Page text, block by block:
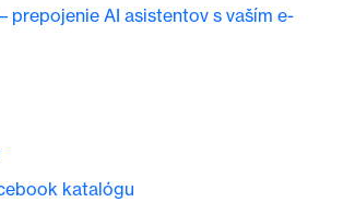
prepojenie AI asistentov s vaším e-
katalógu